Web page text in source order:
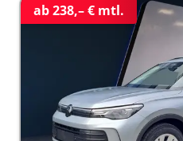
ab 238,– € mtl.